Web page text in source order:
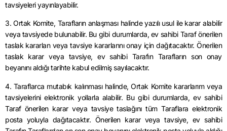
tavsiyeleri yayınlayabilir.
3. Ortak Komite, Tarafların anlaşması halinde yazılı usul ile karar alabilir
veya tavsiyede bulunabilir. Bu gibi durumlarda, ev sahibi Taraf önerilen
taslak kararlan veya tavsiye kararlannı onay için dağıtacaktır. Önerilen
taslak karar veya tavsiye, ev sahibi Tarafın Tarafların son onay
beyanını aldığı tarihte kabul edilmiş sayılacaktır.
4. Taraflarca mutabık kalınması halinde, Ortak Komite kararlarım veya
tavsiyelerini elektronik yollarla alabilir. Bu gibi durumlarda, ev sahibi
Taraf önerilen karar veya tavsiye taslağını tüm Taraflara elektronik
posta yoluyla dağıtacaktır. Önerilen karar veya tavsiye, ev sahibi